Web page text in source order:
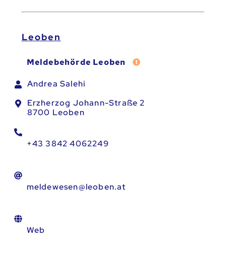
Leoben
Meldebehörde Leoben Fehler melden
Andrea Salehi
Erzherzog Johann-Straße 2
8700 Leoben
+43 3842 4062249
meldewesen@leoben.at
Web